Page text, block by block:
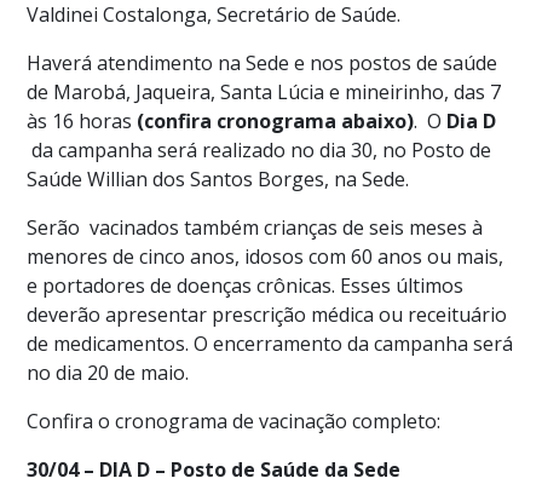
Valdinei Costalonga, Secretário de Saúde.
Haverá atendimento na Sede e nos postos de saúde
de Marobá, Jaqueira, Santa Lúcia e mineirinho, das 7
às 16 horas (confira cronograma abaixo). O Dia D
da campanha será realizado no dia 30, no Posto de
Saúde Willian dos Santos Borges, na Sede.
Serão vacinados também crianças de seis meses à
menores de cinco anos, idosos com 60 anos ou mais,
e portadores de doenças crônicas. Esses últimos
deverão apresentar prescrição médica ou receituário
de medicamentos. O encerramento da campanha será
no dia 20 de maio.
Confira o cronograma de vacinação completo:
30/04 – DIA D – Posto de Saúde da Sede